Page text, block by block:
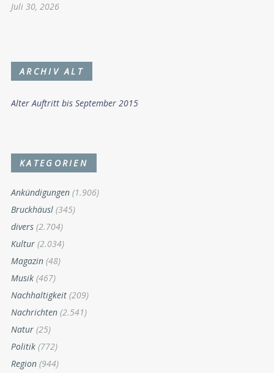
Juli 30, 2026
ARCHIV ALT
Alter Auftritt bis September 2015
KATEGORIEN
Ankündigungen (1.906)
Bruckhäusl (345)
divers (2.704)
Kultur (2.034)
Magazin (48)
Musik (467)
Nachhaltigkeit (209)
Nachrichten (2.541)
Natur (25)
Politik (772)
Region (944)